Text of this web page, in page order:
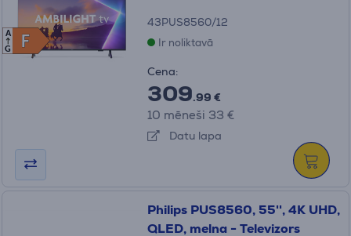
F
F
A
G
43PUS8560/12
Ir noliktavā
Cena:
309.99 €
10 mēneši 33 €
Datu lapa
Philips PUS8560, 55'', 4K UHD,
QLED, melna - Televizors